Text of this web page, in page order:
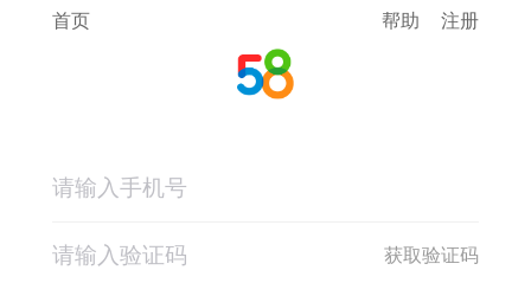
首页 帮助 注册
获取验证码